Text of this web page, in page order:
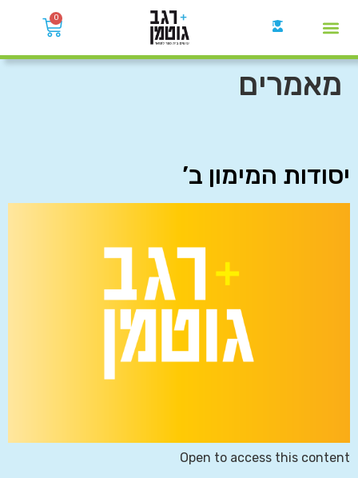
0
מאמרים
יסודות המימון ב’
Open to access this content